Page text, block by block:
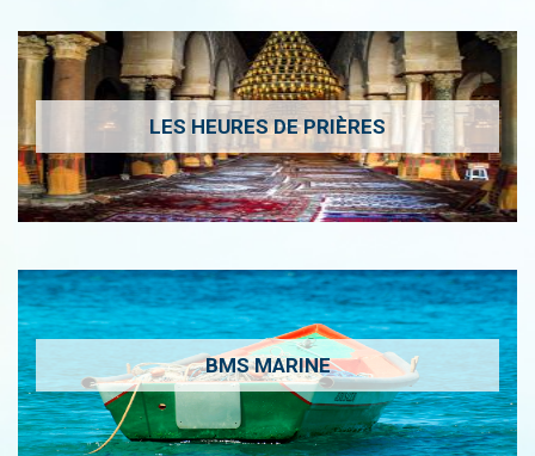
LES HEURES DE PRIÈRES
BMS MARINE